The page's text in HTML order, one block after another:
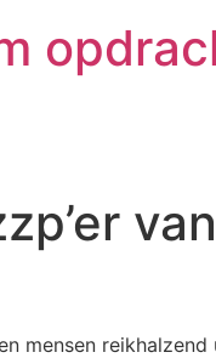
van
mensen